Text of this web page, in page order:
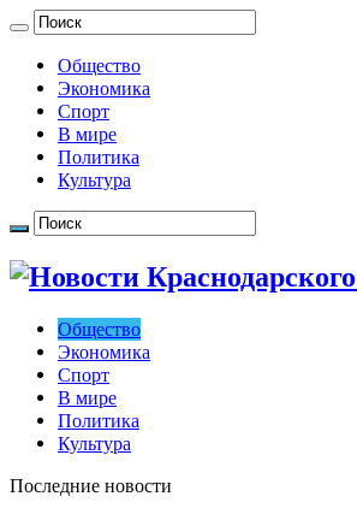
Общество
Экономика
Спорт
В мире
Политика
Культура
Общество
Экономика
Спорт
В мире
Политика
Культура
Последние новости